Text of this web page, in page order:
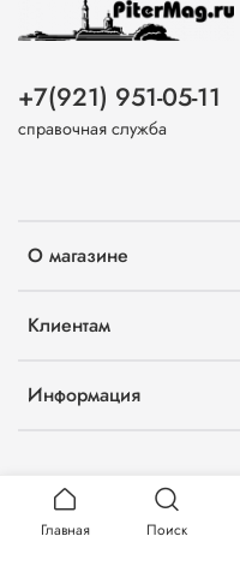
О магазине
Клиентам
Информация
+7(921) 951-05-11
справочная служба
Главная Поиск